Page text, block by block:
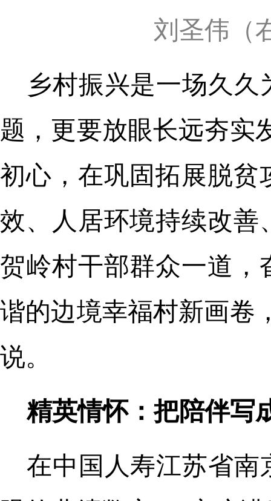
刘圣伟（
乡村振兴是一场久
题，更要放眼长远夯实
初心，在巩固拓展脱贫
效、人居环境持续改善
贺岭村干部群众一道
谐的边境幸福村新画卷
说。
精英情怀：把陪伴写
在中国人寿江苏省南